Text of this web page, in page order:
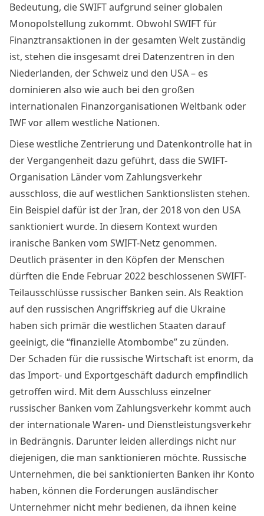
Bedeutung, die SWIFT aufgrund seiner globalen
Monopolstellung zukommt. Obwohl SWIFT für
Finanztransaktionen in der gesamten Welt zuständig
ist, stehen die insgesamt drei Datenzentren in den
Niederlanden, der Schweiz und den USA – es
dominieren also wie auch bei den großen
internationalen Finanzorganisationen Weltbank oder
IWF vor allem westliche Nationen.
Diese westliche Zentrierung und Datenkontrolle hat in
der Vergangenheit dazu geführt, dass die SWIFT-
Organisation Länder vom Zahlungsverkehr
ausschloss, die auf westlichen Sanktionslisten stehen.
Ein Beispiel dafür ist der Iran, der 2018 von den USA
sanktioniert wurde. In diesem Kontext wurden
iranische Banken vom SWIFT-Netz genommen.
Deutlich präsenter in den Köpfen der Menschen
dürften die Ende Februar 2022 beschlossenen SWIFT-
Teilausschlüsse russischer Banken sein. Als Reaktion
auf den russischen Angriffskrieg auf die Ukraine
haben sich primär die westlichen Staaten darauf
geeinigt, die “finanzielle Atombombe” zu zünden.
Der Schaden für die russische Wirtschaft ist enorm, da
das Import- und Exportgeschäft dadurch empfindlich
getroffen wird. Mit dem Ausschluss einzelner
russischer Banken vom Zahlungsverkehr kommt auch
der internationale Waren- und Dienstleistungsverkehr
in Bedrängnis. Darunter leiden allerdings nicht nur
diejenigen, die man sanktionieren möchte. Russische
Unternehmen, die bei sanktionierten Banken ihr Konto
haben, können die Forderungen ausländischer
Unternehmer nicht mehr bedienen, da ihnen keine